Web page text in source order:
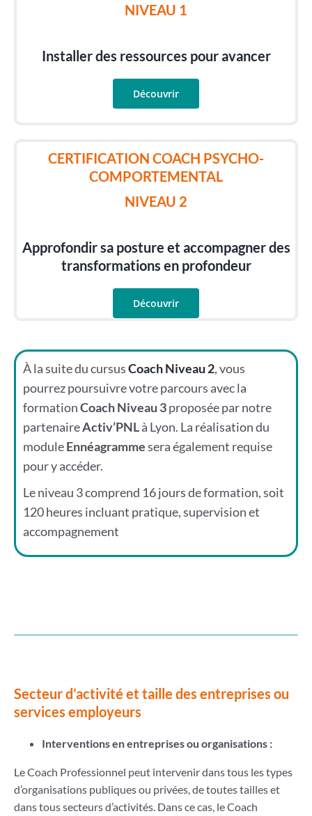
NIVEAU 1
Installer des ressources pour avancer
Découvrir
CERTIFICATION COACH PSYCHO-
COMPORTEMENTAL
NIVEAU 2
Approfondir sa posture et accompagner des
transformations en profondeur
Découvrir
À la suite du cursusCoach Niveau 2, vous
pourrez poursuivre votre parcours avec la
formationCoach Niveau 3proposée par notre
partenaireActiv’PNLà Lyon. La réalisation du
moduleEnnéagrammesera également requise
pour y accéder.
Le niveau 3 comprend 16 jours de formation, soit
120 heures incluant pratique, supervision et
accompagnement
Secteur d’activité et taille des entreprises ou
services employeurs
Interventions en entreprises ou organisations :
Le Coach Professionnel peut intervenir dans tous les types
d’organisations publiques ou privées, de toutes tailles et
dans tous secteurs d’activités. Dans ce cas, le Coach